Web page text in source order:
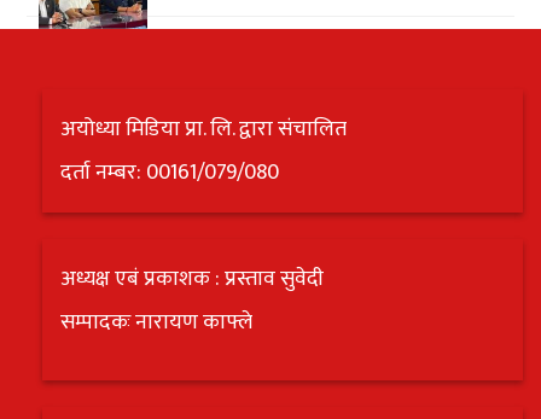
अयोध्या मिडिया प्रा. लि. द्वारा संचालित
दर्ता नम्बर: 00161/079/080
अध्यक्ष एबं प्रकाशक : प्रस्ताव सुवेदी
सम्पादकः नारायण काफ्ले